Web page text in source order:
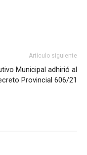
Artículo siguiente
Municipal adhirió al
Provincial 606/21